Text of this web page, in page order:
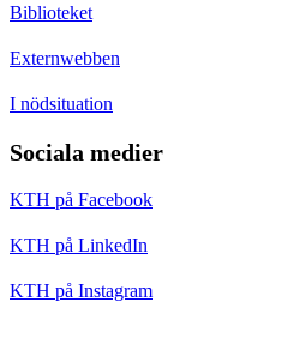
Biblioteket
Externwebben
I nödsituation
Sociala medier
KTH på Facebook
KTH på LinkedIn
KTH på Instagram